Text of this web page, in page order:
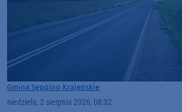
Gmina Sępólno Krajeńskie
niedziela, 2 sierpnia 2026, 08:32